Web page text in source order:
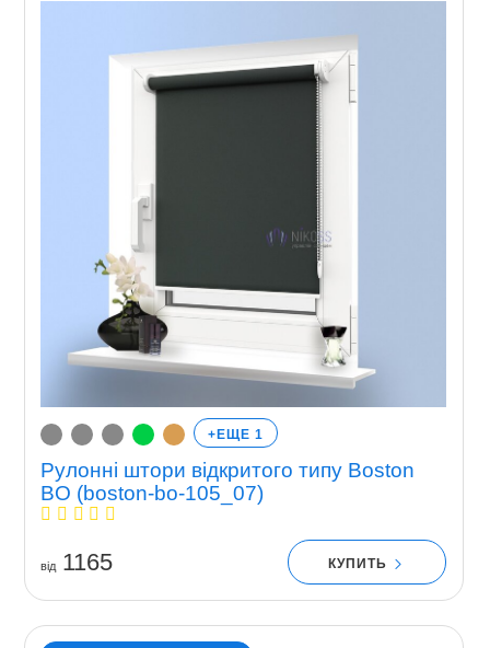
+ЕЩЕ 1
Рулонні штори відкритого типу Boston
BO (boston-bo-105_07)
вiд1165 КУПИТЬ